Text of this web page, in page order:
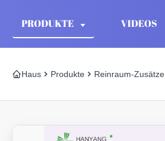
PRODUKTE VIDEOS
Haus Produkte Reinraum-Zusätze